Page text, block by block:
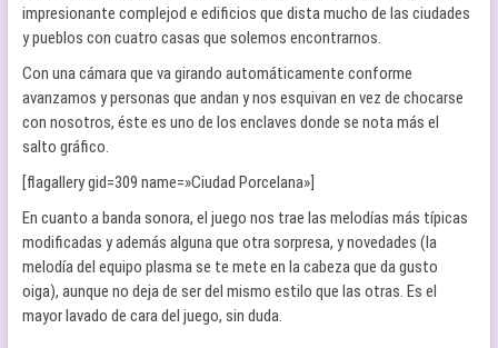
impresionante complejod e edificios que dista mucho de las ciudades
y pueblos con cuatro casas que solemos encontrarnos.
Con una cámara que va girando automáticamente conforme
avanzamos y personas que andan y nos esquivan en vez de chocarse
con nosotros, éste es uno de los enclaves donde se nota más el
salto gráfico.
[flagallery gid=309 name=»Ciudad Porcelana»]
En cuanto a banda sonora, el juego nos trae las melodías más típicas
modificadas y además alguna que otra sorpresa, y novedades (la
melodía del equipo plasma se te mete en la cabeza que da gusto
oiga), aunque no deja de ser del mismo estilo que las otras. Es el
mayor lavado de cara del juego, sin duda.